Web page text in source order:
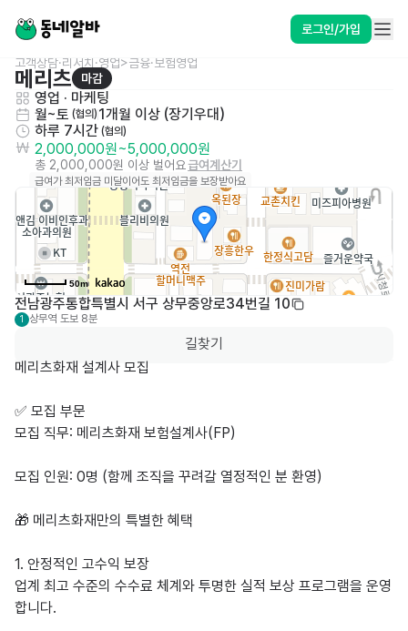
로그인/가입
고객상담·리서치·영업>금융·보험영업
메리츠 마감
영업 · 마케팅
월~토 (협의) 1개월 이상 (장기우대)
하루 7시간 (협의)
2,000,000원~5,000,000원
총 2,000,000원 이상 벌어요급여계산기
급여가 최저임금 미달이어도 최저임금을 보장받아요
50m
전남광주통합특별시 서구 상무중앙로34번길 10
1 상무역 도보 8분
길찾기
메리츠화재 설계사 모집
✅ 모집 부문
모집 직무: 메리츠화재 보험설계사(FP)
모집 인원: 0명 (함께 조직을 꾸려갈 열정적인 분 환영)
🎁 메리츠화재만의 특별한 혜택
1. 안정적인 고수익 보장
업계 최고 수준의 수수료 체계와 투명한 실적 보상 프로그램을 운영
합니다.